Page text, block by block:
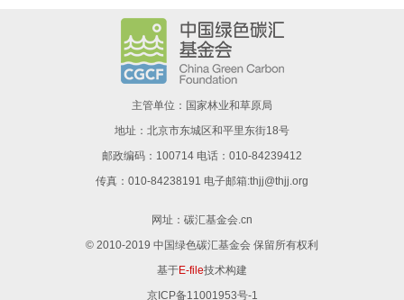
主管单位：国家林业和草原局
地址：北京市东城区和平里东街18号
邮政编码：100714 电话：010-84239412
传真：010-84238191 电子邮箱:thjj@thjj.org
网址： 碳汇基金会.cn
© 2010-2019 中国绿色碳汇基金会 保留所有权利
基于E-file技术构建
京ICP备11001953号-1